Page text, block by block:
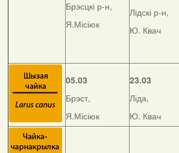
Брэсцкі р-н,
Я.Місіюк
Лідскі р-н,
Ю. Квач
05.03
Брэст,
Я.Місіюк
23.03
Ліда,
Ю. Квач